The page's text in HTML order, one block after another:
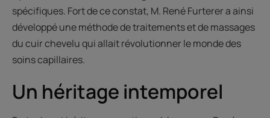
spécifiques. Fort de ce constat, M. René Furterer a ainsi
développé une méthode de traitements et de massages
du cuir chevelu qui allait révolutionner le monde des
soins capillaires.
Un héritage intemporel